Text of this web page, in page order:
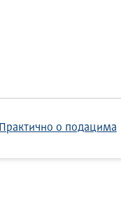
Практично о подацима